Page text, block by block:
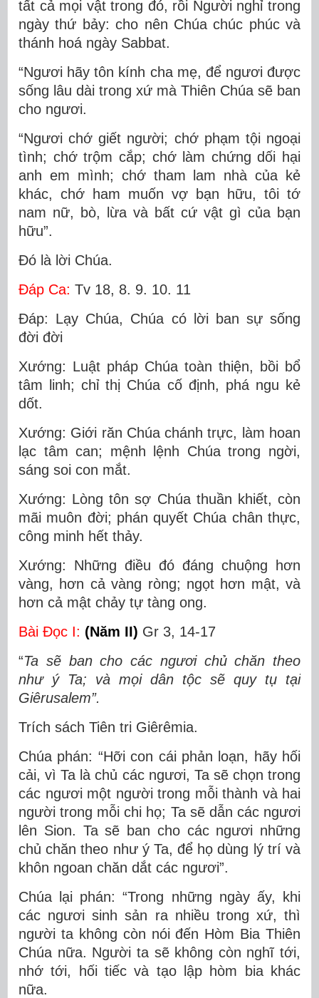
tất cả mọi vật trong đó, rồi Người nghỉ trong
ngày thứ bảy: cho nên Chúa chúc phúc và
thánh hoá ngày Sabbat.
“Ngươi hãy tôn kính cha mẹ, để ngươi được
sống lâu dài trong xứ mà Thiên Chúa sẽ ban
cho ngươi.
“Ngươi chớ giết người; chớ phạm tội ngoại
tình; chớ trộm cắp; chớ làm chứng dối hại
anh em mình; chớ tham lam nhà của kẻ
khác, chớ ham muốn vợ bạn hữu, tôi tớ
nam nữ, bò, lừa và bất cứ vật gì của bạn
hữu”.
Ðó là lời Chúa.
Ðáp Ca: Tv 18, 8. 9. 10. 11
Ðáp: Lạy Chúa, Chúa có lời ban sự sống
đời đời
Xướng: Luật pháp Chúa toàn thiện, bồi bổ
tâm linh; chỉ thị Chúa cố định, phá ngu kẻ
dốt.
Xướng: Giới răn Chúa chánh trực, làm hoan
lạc tâm can; mệnh lệnh Chúa trong ngời,
sáng soi con mắt.
Xướng: Lòng tôn sợ Chúa thuần khiết, còn
mãi muôn đời; phán quyết Chúa chân thực,
công minh hết thảy.
Xướng: Những điều đó đáng chuộng hơn
vàng, hơn cả vàng ròng; ngọt hơn mật, và
hơn cả mật chảy tự tàng ong.
Bài Ðọc I: (Năm II) Gr 3, 14-17
“Ta sẽ ban cho các ngươi chủ chăn theo
như ý Ta; và mọi dân tộc sẽ quy tụ tại
Giêrusalem”.
Trích sách Tiên tri Giêrêmia.
Chúa phán: “Hỡi con cái phản loạn, hãy hối
cải, vì Ta là chủ các ngươi, Ta sẽ chọn trong
các ngươi một người trong mỗi thành và hai
người trong mỗi chi họ; Ta sẽ dẫn các ngươi
lên Sion. Ta sẽ ban cho các ngươi những
chủ chăn theo như ý Ta, để họ dùng lý trí và
khôn ngoan chăn dắt các ngươi”.
Chúa lại phán: “Trong những ngày ấy, khi
các ngươi sinh sản ra nhiều trong xứ, thì
người ta không còn nói đến Hòm Bia Thiên
Chúa nữa. Người ta sẽ không còn nghĩ tới,
nhớ tới, hối tiếc và tạo lập hòm bia khác
nữa.